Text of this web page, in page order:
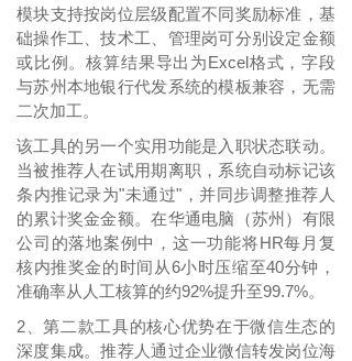
模块支持按岗位层级配置不同奖励标准，基
础操作工、技术工、管理岗可分别设定金额
或比例。核算结果导出为Excel格式，字段
与苏州本地银行代发系统的模板兼容，无需
二次加工。
该工具的另一个实用功能是入职状态联动。
当被推荐人在试用期离职，系统自动标记该
条内推记录为"未通过"，并同步调整推荐人
的累计奖金金额。在华通电脑（苏州）有限
公司的落地案例中，这一功能将HR每月复
核内推奖金的时间从6小时压缩至40分钟，
准确率从人工核算的约92%提升至99.7%。
2、第二款工具的核心优势在于微信生态的
深度集成。推荐人通过企业微信转发岗位海